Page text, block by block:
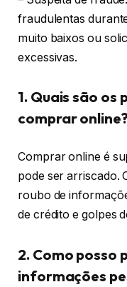
fraudulentas
muito baixos ou
excessivas.
1. Quais são os
comprar
Comprar online é
pode ser arriscado.
roubo de
de crédito e golpes
2. Como posso
informações